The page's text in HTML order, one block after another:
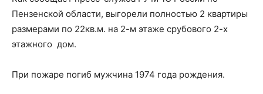
Пензенской области, выгорели полностью 2 квартиры
размерами по 22кв.м. на 2-м этаже срубового 2-х
этажного дом.
При пожаре погиб мужчина 1974 года рождения.